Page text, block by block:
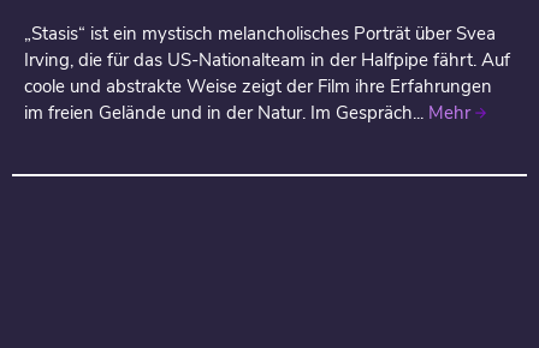
„Stasis“ ist ein mystisch melancholisches Porträt über Svea
Irving, die für das US-Nationalteam in der Halfpipe fährt. Auf
coole und abstrakte Weise zeigt der Film ihre Erfahrungen
im freien Gelände und in der Natur. Im Gespräch... Mehr